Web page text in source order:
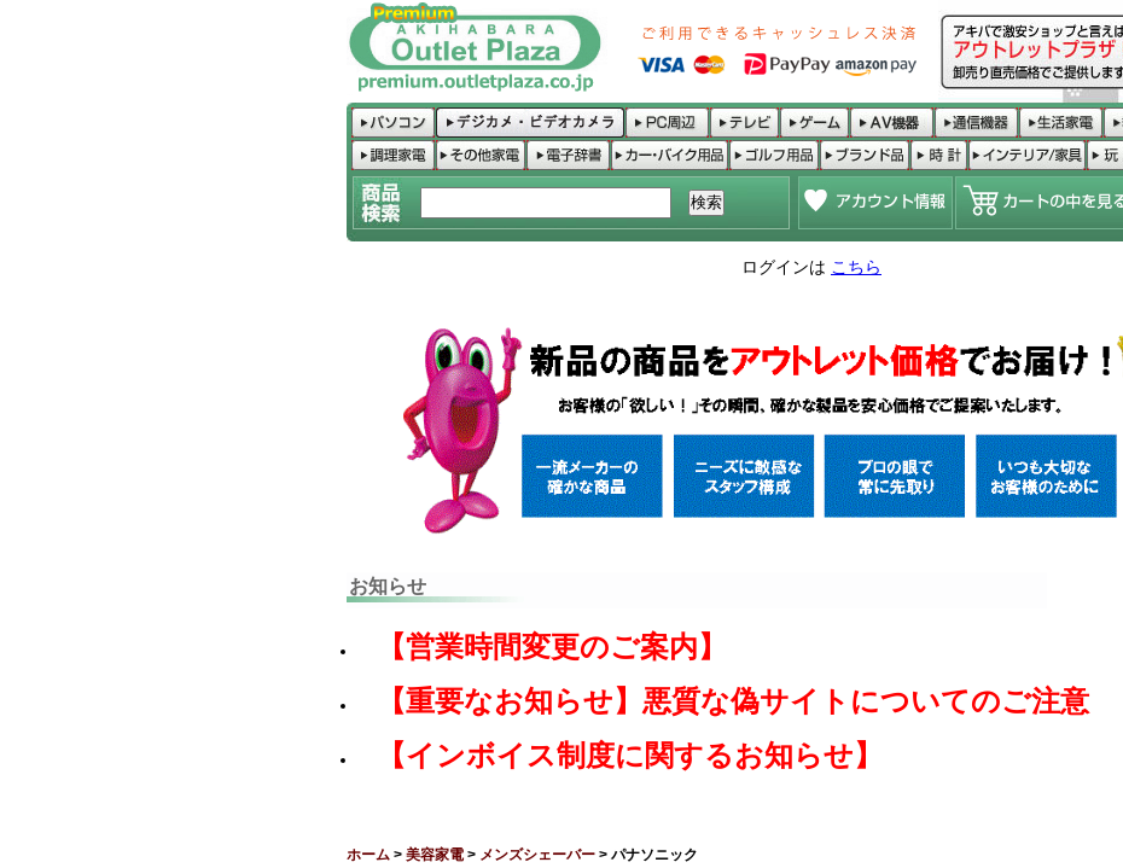
ログインは こちら
お知らせ
【営業時間変更のご案内】
【重要なお知らせ】悪質な偽サイトについてのご注意
【インボイス制度に関するお知らせ】
ホーム > 美容家電 > メンズシェーバー > パナソニック